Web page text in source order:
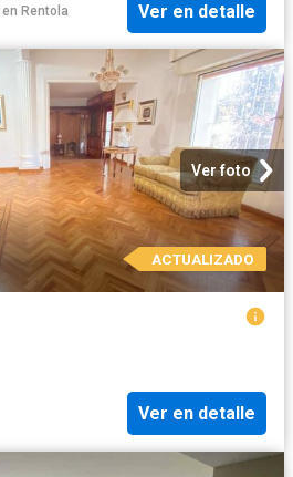
en Rentola Ver en detalle
Ver foto
ACTUALIZADO
Ver en detalle